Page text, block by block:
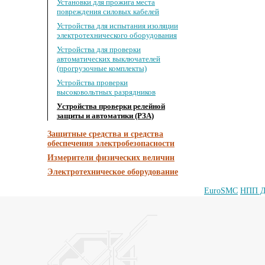
Установки для прожига места
повреждения силовых кабелей
Устройства для испытания изоляции
электротехнического оборудования
Устройства для проверки
автоматических выключателей
(прогрузочные комплекты)
Устройства проверки
высоковольтных разрядников
Устройства проверки релейной
защиты и автоматики (РЗА)
Защитные средства и средства
обеспечения электробезопасности
Измерители физических величин
Электротехническое оборудование
EuroSMC НПП